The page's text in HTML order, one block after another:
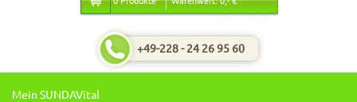
+49-228 - 24 26 95 60
Mein SUNDAVital